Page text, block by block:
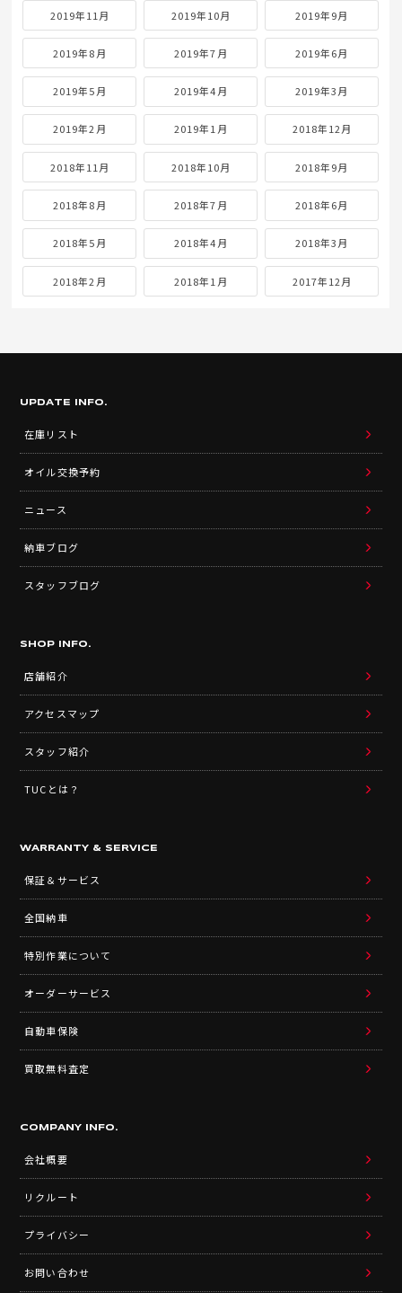
2019年11月 2019年10月 2019年9月
2019年8月 2019年7月 2019年6月
2019年5月 2019年4月 2019年3月
2019年2月 2019年1月 2018年12月
2018年11月 2018年10月 2018年9月
2018年8月 2018年7月 2018年6月
2018年5月 2018年4月 2018年3月
2018年2月 2018年1月 2017年12月
UPDATE INFO.
在庫リスト
オイル交換予約
ニュース
納車ブログ
スタッフブログ
SHOP INFO.
店舗紹介
アクセスマップ
スタッフ紹介
TUCとは？
WARRANTY & SERVICE
保証＆サービス
全国納車
特別作業について
オーダーサービス
自動車保険
買取無料査定
COMPANY INFO.
会社概要
リクルート
プライバシー
お問い合わせ